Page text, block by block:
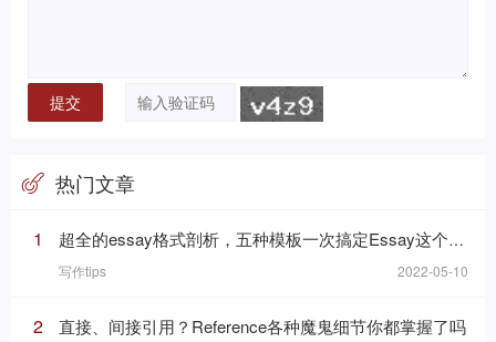
热门文章
1 超全的essay格式剖析，五种模板一次搞定Essay这个“八股文”
写作tips 2022-05-10
2 直接、间接引用？Reference各种魔鬼细节你都掌握了吗